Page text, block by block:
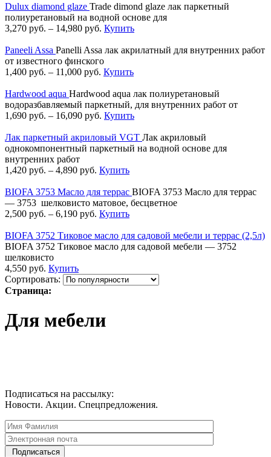
Dulux diamond glaze Trade dimond glaze лак паркетный
полиуретановый на водной основе для
3,270 руб. – 14,980 руб. Купить
Paneeli Assa Panelli Assa лак акрилатный для внутренних работ
от известного финского
1,400 руб. – 11,000 руб. Купить
Hardwood aqua Hardwood aqua лак полиуретановый
водоразбавляемый паркетный, для внутренних работ от
1,690 руб. – 16,090 руб. Купить
Лак паркетный акриловый VGT Лак акриловый
однокомпонентный паркетный на водной основе для
внутренних работ
1,420 руб. – 4,890 руб. Купить
BIOFA 3753 Масло для террас BIOFA 3753 Масло для террас
— 3753 шелковисто матовое, бесцветное
2,500 руб. – 6,190 руб. Купить
BIOFA 3752 Тиковое масло для садовой мебели и террас (2,5л)
BIOFA 3752 Тиковое масло для садовой мебели — 3752
шелковисто
4,550 руб. Купить
Сортировать:
Страница:
Для мебели
Подписаться на рассылку:
Новости. Акции. Спецпредложения.
Подписаться